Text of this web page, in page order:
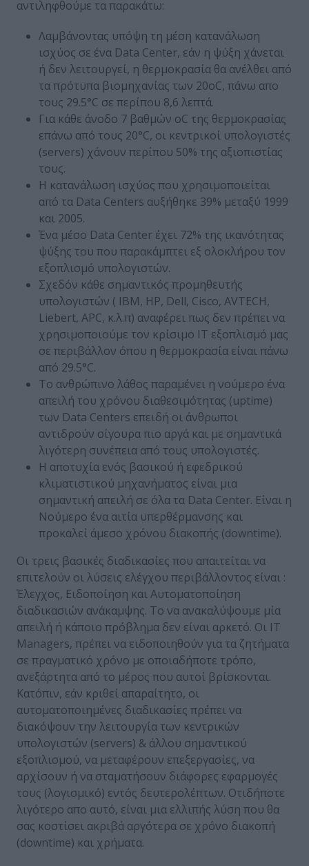
αντιληφθούμε τα παρακάτω:
Λαμβάνοντας υπόψη τη μέση κατανάλωση
ισχύος σε ένα Data Center, εάν η ψύξη χάνεται
ή δεν λειτουργεί, η θερμοκρασία θα ανέλθει από
τα πρότυπα βιομηχανίας των 20οC, πάνω απο
τους 29.5°C σε περίπου 8,6 λεπτά.
Για κάθε άνοδο 7 βαθμών οC της θερμοκρασίας
επάνω από τους 20°C, οι κεντρικοί υπολογιστές
(servers) χάνουν περίπου 50% της αξιοπιστίας
τους.
Η κατανάλωση ισχύος που χρησιμοποιείται
από τα Data Centers αυξήθηκε 39% μεταξύ 1999
και 2005.
Ένα μέσo Data Center έχει 72% της ικανότητας
ψύξης του που παρακάμπτει εξ ολοκλήρου τον
εξοπλισμό υπολογιστών.
Σχεδόν κάθε σημαντικός προμηθευτής
υπολογιστών ( ΙΒΜ, HP, Dell, Cisco, AVTECH,
Liebert, APC, κ.λ.π) αναφέρει πως δεν πρέπει να
χρησιμοποιούμε τον κρίσιμο IT εξοπλισμό μας
σε περιβάλλον όπου η θερμοκρασία είναι πάνω
από 29.5°C.
Το ανθρώπινο λάθος παραμένει η νούμερο ένα
απειλή του χρόνου διαθεσιμότητας (uptime)
των Data Centers επειδή οι άνθρωποι
αντιδρούν σίγουρα πιο αργά και με σημαντικά
λιγότερη συνέπεια από τους υπολογιστές.
Η αποτυχία ενός βασικού ή εφεδρικού
κλιματιστικού μηχανήματος είναι μια
σημαντική απειλή σε όλα τα Data Center. Είναι η
Νούμερο ένα αιτία υπερθέρμανσης και
προκαλεί άμεσο χρόνου διακοπής (downtime).
Οι τρεις βασικές διαδικασίες που απαιτείται να
επιτελούν οι λύσεις ελέγχου περιβάλλοντος είναι :
Έλεγχος, Ειδοποίηση και Αυτοματοποίηση
διαδικασιών ανάκαμψης. Το να ανακαλύψουμε μία
απειλή ή κάποιο πρόβλημα δεν είναι αρκετό. Οι IT
Managers, πρέπει να ειδοποιηθούν για τα ζητήματα
σε πραγματικό χρόνο με οποιαδήποτε τρόπο,
ανεξάρτητα από το μέρος που αυτοί βρίσκονται.
Κατόπιν, εάν κριθεί απαραίτητο, οι
αυτοματοποιημένες διαδικασίες πρέπει να
διακόψουν την λειτουργία των κεντρικών
υπολογιστών (servers) & άλλου σημαντικού
εξοπλισμού, να μεταφέρουν επεξεργασίες, να
αρχίσουν ή να σταματήσουν διάφορες εφαρμογές
τους (λογισμικό) εντός δευτερολέπτων. Οτιδήποτε
λιγότερο απο αυτό, είναι μια ελλιπής λύση που θα
σας κοστίσει ακριβά αργότερα σε χρόνο διακοπή
(downtime) και χρήματα.